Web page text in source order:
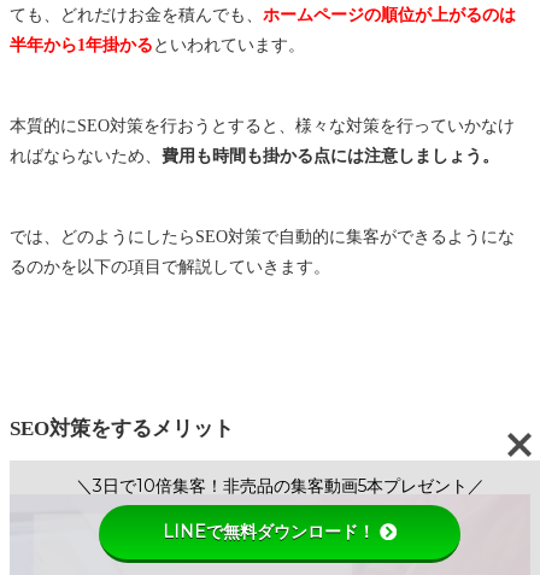
ても、どれだけお金を積んでも、 ホームページの順位が上がるのは
半年から1年掛かるといわれています。
本質的にSEO対策を行おうとすると、様々な対策を行っていかなけ
ればならないため、 費用も時間も掛かる点には注意しましょう。
では、どのようにしたらSEO対策で自動的に集客ができるようにな
るのかを以下の項目で解説していきます。
SEO対策をするメリット
＼3日で10倍集客！非売品の集客動画5本プレゼント／
LINEで無料ダウンロード！